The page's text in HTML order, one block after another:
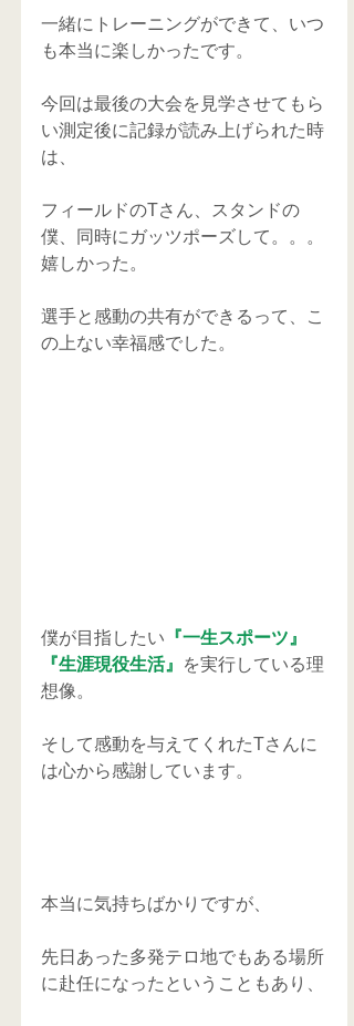
一緒にトレーニングができて、いつ
も本当に楽しかったです。
今回は最後の大会を見学させてもら
い測定後に記録が読み上げられた時
は、
フィールドのTさん、スタンドの
僕、同時にガッツポーズして。。。
嬉しかった。
選手と感動の共有ができるって、こ
の上ない幸福感でした。
僕が目指したい 『一生スポーツ』
『生涯現役生活』
を実行している理
想像。
そして感動を与えてくれたTさんに
は心から感謝しています。
本当に気持ちばかりですが、
先日あった多発テロ地でもある場所
に赴任になったということもあり、